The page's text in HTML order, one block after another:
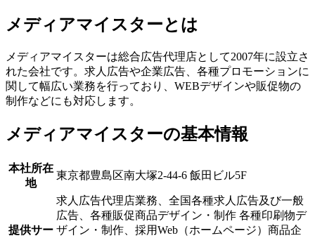
メディアマイスターとは
メディアマイスターは総合広告代理店として2007年に設立さ
れた会社です。求人広告や企業広告、各種プロモーションに
関して幅広い業務を行っており、WEBデザインや販促物の
制作などにも対応します。
メディアマイスターの基本情報
本社所在
地
東京都豊島区南大塚2-44-6 飯田ビル5F
提供サー
求人広告代理店業務、全国各種求人広告及び一般
広告、各種販促商品デザイン・制作 各種印刷物デ
ザイン・制作、採用Web（ホームページ）商品企